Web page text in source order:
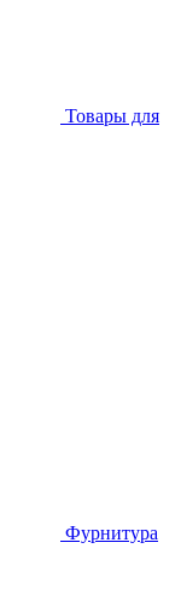
Товары для
Фурнитура